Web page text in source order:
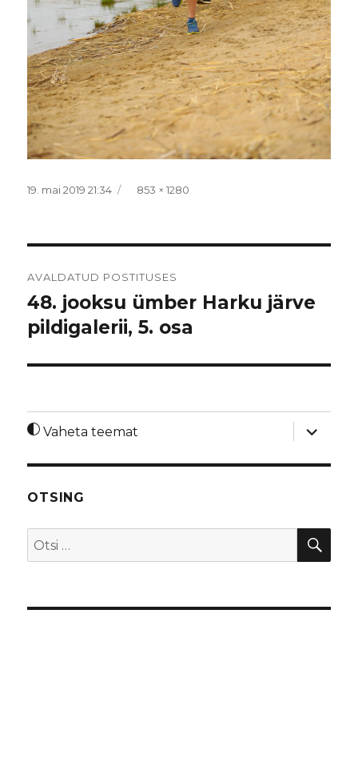
Postitatud
19. mai 2019 21:34 Täissuurus
853 × 1280
AVALDATUD POSTITUSES
48. jooksu ümber Harku järve
pildigalerii, 5. osa
Vaheta teemat
laienda
OTSING
Otsi: